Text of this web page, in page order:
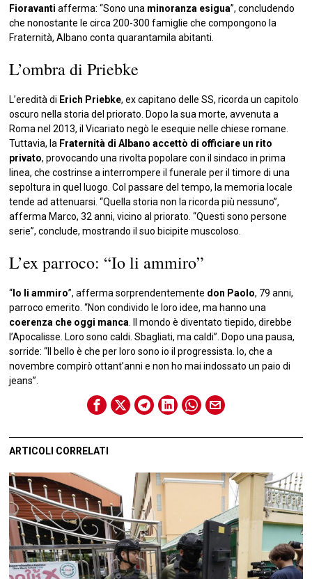
Fioravanti afferma: “Sono una minoranza esigua”, concludendo
che nonostante le circa 200-300 famiglie che compongono la
Fraternità, Albano conta quarantamila abitanti.
L’ombra di Priebke
L’eredità di Erich Priebke, ex capitano delle SS, ricorda un capitolo
oscuro nella storia del priorato. Dopo la sua morte, avvenuta a
Roma nel 2013, il Vicariato negò le esequie nelle chiese romane.
Tuttavia, la Fraternità di Albano accettò di officiare un rito
privato, provocando una rivolta popolare con il sindaco in prima
linea, che costrinse a interrompere il funerale per il timore di una
sepoltura in quel luogo. Col passare del tempo, la memoria locale
tende ad attenuarsi. “Quella storia non la ricorda più nessuno”,
afferma Marco, 32 anni, vicino al priorato. “Questi sono persone
serie”, conclude, mostrando il suo bicipite muscoloso.
L’ex parroco: “Io li ammiro”
“ Io li ammiro”, afferma sorprendentemente don Paolo, 79 anni,
parroco emerito. “Non condivido le loro idee, ma hanno una
coerenza che oggi manca . Il mondo è diventato tiepido, direbbe
l’Apocalisse. Loro sono caldi. Sbagliati, ma caldi”. Dopo una pausa,
sorride: “Il bello è che per loro sono io il progressista. Io, che a
novembre compirò ottant’anni e non ho mai indossato un paio di
jeans”.
ARTICOLI CORRELATI